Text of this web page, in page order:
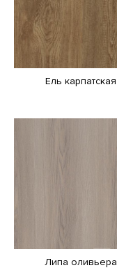
Ель карпатская
Липа оливьера